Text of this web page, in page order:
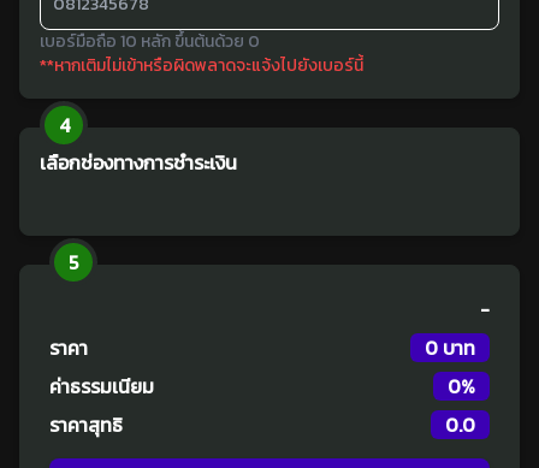
เบอร์มือถือ 10 หลัก ขึ้นต้นด้วย 0
**หากเติมไม่เข้าหรือผิดพลาดจะแจ้งไปยังเบอร์นี้
4
เลือกช่องทางการชำระเงิน
5
-
ราคา
0 บาท
ค่าธรรมเนียม
0%
ราคาสุทธิ
0.0